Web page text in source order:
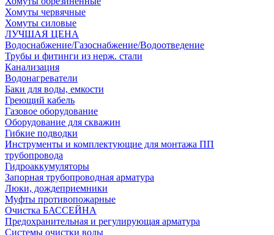
Хомуты червячные
Хомуты силовые
ЛУЧШАЯ ЦЕНА
Водоснабжение/Газоснабжение/Водоотведение
Трубы и фитинги из нерж. стали
Канализация
Водонагреватели
Баки для воды, емкости
Греющий кабель
Газовое оборудование
Оборудование для скважин
Гибкие подводки
Инструменты и комплектующие для монтажа ПП
трубопровода
Гидроаккумуляторы
Запорная трубопроводная арматура
Люки, дождеприемники
Муфты противопожарные
Очистка БАССЕЙНА
Предохранительная и регулирующая арматура
Системы очистки воды